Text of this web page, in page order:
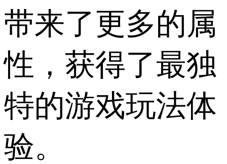
带来了更多的属
性，获得了最独
特的游戏玩法体
验。